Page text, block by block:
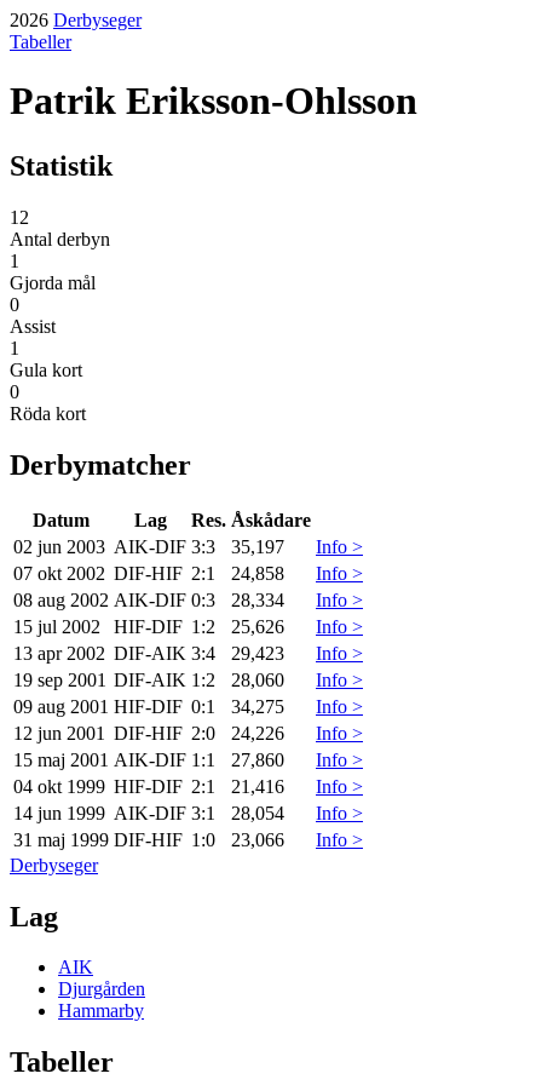
2026 Derbyseger
Tabeller
Patrik Eriksson-Ohlsson
Statistik
12
Antal derbyn
1
Gjorda mål
0
Assist
1
Gula kort
0
Röda kort
Derbymatcher
Datum Lag Res. Åskådare
02 jun 2003 AIK-DIF 3:3 35,197
Info >
07 okt 2002 DIF-HIF 2:1 24,858
Info >
08 aug 2002 AIK-DIF 0:3 28,334
Info >
15 jul 2002
HIF-DIF 1:2 25,626
Info >
13 apr 2002 DIF-AIK 3:4 29,423
Info >
19 sep 2001 DIF-AIK 1:2 28,060
Info >
09 aug 2001 HIF-DIF 0:1 34,275
Info >
12 jun 2001 DIF-HIF 2:0 24,226
Info >
15 maj 2001 AIK-DIF 1:1 27,860
Info >
04 okt 1999 HIF-DIF 2:1 21,416
Info >
14 jun 1999 AIK-DIF 3:1 28,054
Info >
31 maj 1999 DIF-HIF 1:0 23,066
Info >
Derbyseger
Lag
AIK
Djurgården
Hammarby
Tabeller